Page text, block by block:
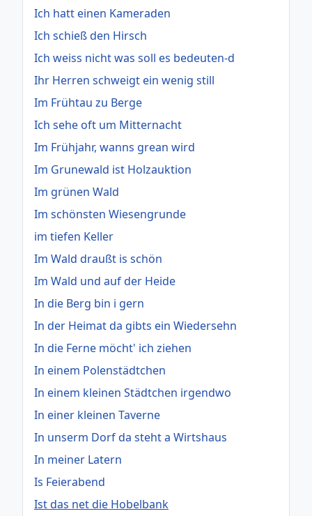
Ich hatt einen Kameraden
Ich schieß den Hirsch
Ich weiss nicht was soll es bedeuten-d
Ihr Herren schweigt ein wenig still
Im Frühtau zu Berge
Ich sehe oft um Mitternacht
Im Frühjahr, wanns grean wird
Im Grunewald ist Holzauktion
Im grünen Wald
Im schönsten Wiesengrunde
im tiefen Keller
Im Wald draußt is schön
Im Wald und auf der Heide
In die Berg bin i gern
In der Heimat da gibts ein Wiedersehn
In die Ferne möcht' ich ziehen
In einem Polenstädtchen
In einem kleinen Städtchen irgendwo
In einer kleinen Taverne
In unserm Dorf da steht a Wirtshaus
In meiner Latern
Is Feierabend
Ist das net die Hobelbank